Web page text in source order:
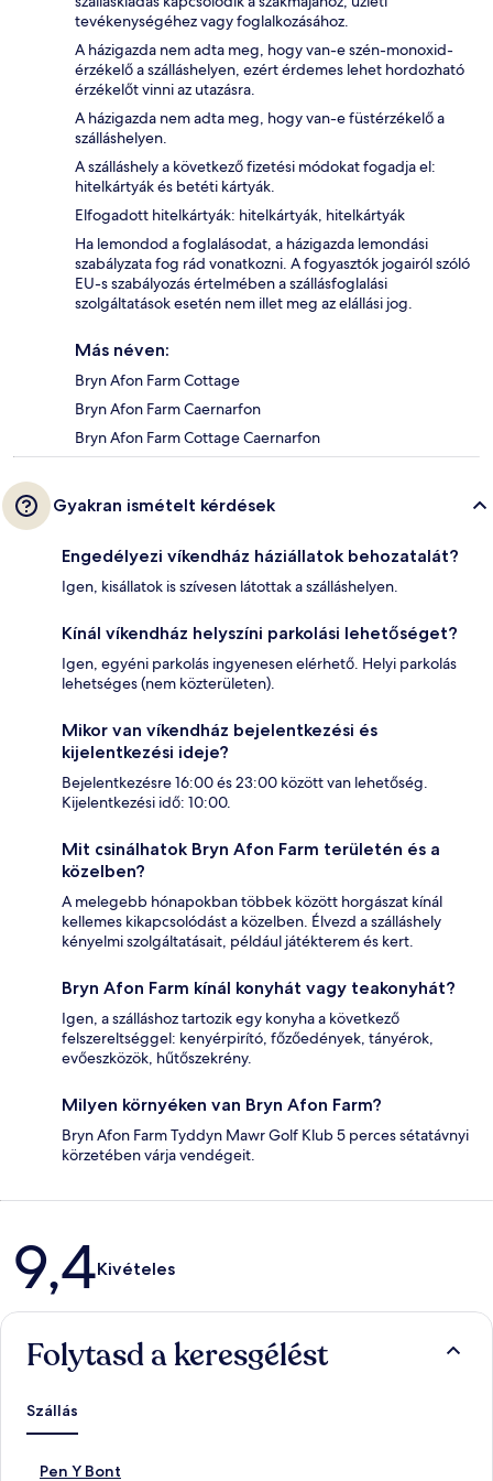
tevékenységéhez vagy foglalkozásához.
A házigazda nem adta meg, hogy van-e szén-monoxid-
érzékelő a szálláshelyen, ezért érdemes lehet hordozható
érzékelőt vinni az utazásra.
A házigazda nem adta meg, hogy van-e füstérzékelő a
szálláshelyen.
A szálláshely a következő fizetési módokat fogadja el:
hitelkártyák és betéti kártyák.
Elfogadott hitelkártyák: hitelkártyák, hitelkártyák
Ha lemondod a foglalásodat, a házigazda lemondási
szabályzata fog rád vonatkozni. A fogyasztók jogairól szóló
EU-s szabályozás értelmében a szállásfoglalási
szolgáltatások esetén nem illet meg az elállási jog.
Más néven:
Bryn Afon Farm Cottage
Bryn Afon Farm Caernarfon
Bryn Afon Farm Cottage Caernarfon
Gyakran ismételt kérdések
Engedélyezi víkendház háziállatok behozatalát?
Igen, kisállatok is szívesen látottak a szálláshelyen.
Kínál víkendház helyszíni parkolási lehetőséget?
Igen, egyéni parkolás ingyenesen elérhető. Helyi parkolás
lehetséges (nem közterületen).
Mikor van víkendház bejelentkezési és
kijelentkezési ideje?
Bejelentkezésre 16:00 és 23:00 között van lehetőség.
Kijelentkezési idő: 10:00.
Mit csinálhatok Bryn Afon Farm területén és a
közelben?
A melegebb hónapokban többek között horgászat kínál
kellemes kikapcsolódást a közelben. Élvezd a szálláshely
kényelmi szolgáltatásait, például játékterem és kert.
Bryn Afon Farm kínál konyhát vagy teakonyhát?
Igen, a szálláshoz tartozik egy konyha a következő
felszereltséggel: kenyérpirító, főzőedények, tányérok,
evőeszközök, hűtőszekrény.
Milyen környéken van Bryn Afon Farm?
Bryn Afon Farm Tyddyn Mawr Golf Klub 5 perces sétatávnyi
körzetében várja vendégeit.
Értékelések
9,4Kivételes
Folytasd a keresgélést
Szállás
Pen Y Bont
S